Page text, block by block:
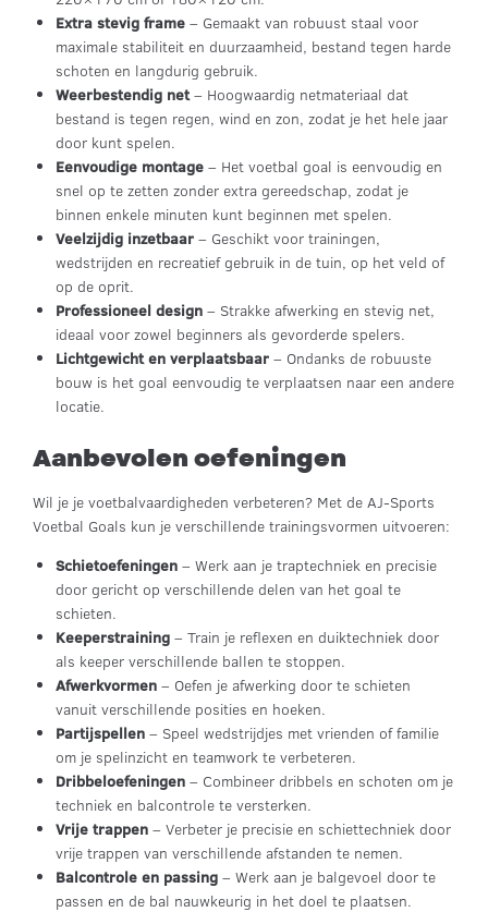
Extra stevig frame – Gemaakt van robuust staal voor
maximale stabiliteit en duurzaamheid, bestand tegen harde
schoten en langdurig gebruik.
Weerbestendig net– Hoogwaardig netmateriaal dat
bestand is tegen regen, wind en zon, zodat je het hele jaar
door kunt spelen.
Eenvoudige montage – Het voetbal goal is eenvoudig en
snel op te zetten zonder extra gereedschap, zodat je
binnen enkele minuten kunt beginnen met spelen.
Veelzijdig inzetbaar – Geschikt voor trainingen,
wedstrijden en recreatief gebruik in de tuin, op het veld of
op de oprit.
Professioneel design – Strakke afwerking en stevig net,
ideaal voor zowel beginners als gevorderde spelers.
Lichtgewicht en verplaatsbaar – Ondanks de robuuste
bouw is het goal eenvoudig te verplaatsen naar een andere
locatie.
Aanbevolen oefeningen
Wil je je voetbalvaardigheden verbeteren? Met de AJ-Sports
Voetbal Goals kun je verschillende trainingsvormen uitvoeren:
Schietoefeningen – Werk aan je traptechniek en precisie
door gericht op verschillende delen van het goal te
schieten.
Keeperstraining – Train je reflexen en duiktechniek door
als keeper verschillende ballen te stoppen.
Afwerkvormen – Oefen je afwerking door te schieten
vanuit verschillende posities en hoeken.
Partijspellen – Speel wedstrijdjes met vrienden of familie
om je spelinzicht en teamwork te verbeteren.
Dribbeloefeningen – Combineer dribbels en schoten om je
techniek en balcontrole te versterken.
Vrije trappen – Verbeter je precisie en schiettechniek door
vrije trappen van verschillende afstanden te nemen.
Balcontrole en passing – Werk aan je balgevoel door te
passen en de bal nauwkeurig in het doel te plaatsen.